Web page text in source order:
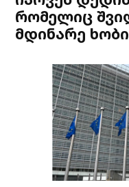
რომელიც
მდინარე